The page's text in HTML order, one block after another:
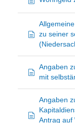
zu seiner
Angaben
mit
Angaben
Antrag auf